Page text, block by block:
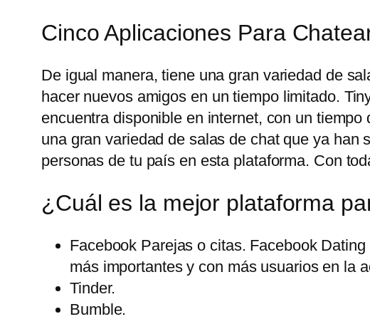
Cinco Aplicaciones Para
De igual manera, tiene una gran variedad de
hacer nuevos amigos en un tiempo limitado.
encuentra disponible en internet, con un tiempo
una gran variedad de salas de chat que ya
personas de tu país en esta plataforma. Con
¿Cuál es la mejor plataforma
Facebook Parejas o citas. Facebook
más importantes y con más usuarios en la
Tinder.
Bumble.